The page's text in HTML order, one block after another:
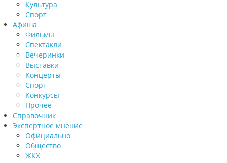
Культура
Спорт
Афиша
Фильмы
Спектакли
Вечеринки
Выставки
Концерты
Спорт
Конкурсы
Прочее
Справочник
Экспертное мнение
Официально
Общество
ЖКХ